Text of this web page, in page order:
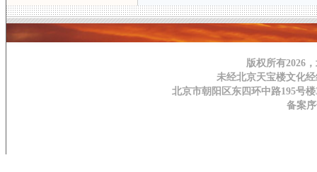
版权所有2026
未经北京天宝楼文化
北京市朝阳区东四环中路195号楼
备案